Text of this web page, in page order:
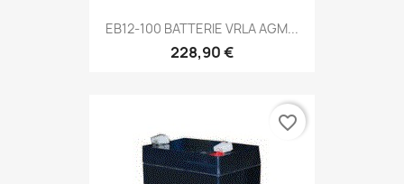
EB12-100 BATTERIE VRLA AGM...
228,90 €
favorite_border